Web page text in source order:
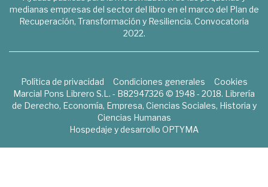
medianas empresas del sector del libro en el marco del Plan de
Recuperación, Transformación y Resiliencia. Convocatoria
2022.
Política de privacidad Condiciones generales
Cookies
Marcial Pons Librero S.L. - B82947326 © 1948 - 2018. Librería
de Derecho, Economía, Empresa, Ciencias Sociales, Historia y
Ciencias Humanas
Hospedaje y desarrollo OPTYMA